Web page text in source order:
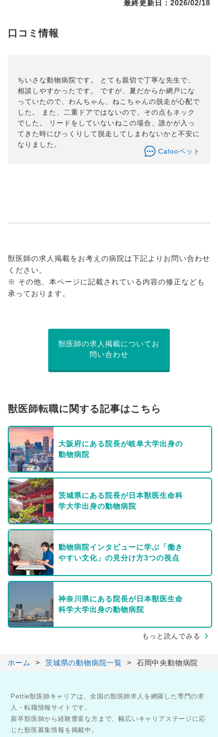
最終更新日：2026/02/18
口コミ情報
ちいさな動物病院です。 とても親切で丁寧な先生で、
相談しやすかったです。 ですが、夏だからか網戸にな
っていたので、わんちゃん、ねこちゃんの脱走が心配で
した。 また、二重ドアではないので、その点もネック
でした。 リードをしていないねこの場合、誰かが入っ
てきた時にびっくりして脱走してしまわないかと不安に
なりました。
Calooペット
獣医師の求人掲載をお考えの病院は下記よりお問い合わせ
ください。
※ その他、本ページに記載されている内容の修正なども
承っております。
獣医師の求人掲載についてお
問い合わせ
獣医師転職に関する記事はこちら
大阪府にある院長が岐阜大学出身の
動物病院
茨城県にある院長が日本獣医生命科
学大学出身の動物病院
動物病院インタビューに学ぶ「働き
やすい文化」の見分け方3つの視点
神奈川県にある院長が日本獣医生命
科学大学出身の動物病院
もっと読んでみる
ホーム 茨城県の動物病院一覧 石岡中央動物病院
Pettie獣医師キャリアは、全国の獣医師求人を網羅した専門の求
人・転職情報サイトです。
新卒獣医師から経験豊富な方まで、幅広いキャリアステージに応
じた獣医募集情報を掲載中。